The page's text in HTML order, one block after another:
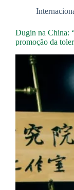
Dugin na China:
promoção da